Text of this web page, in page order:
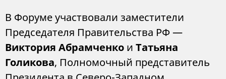
В Форуме участвовали заместители
Председателя Правительства РФ —
Виктория Абрамченко и Татьяна
Голикова, Полномочный представитель